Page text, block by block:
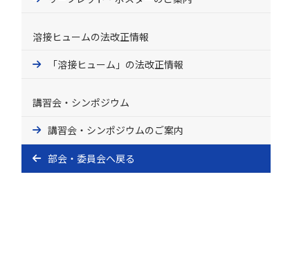
部会・委員会
溶接ヒュームの法改正情報
「溶接ヒューム」の法改正情報
講習会・シンポジウム
講習会・シンポジウムのご案内